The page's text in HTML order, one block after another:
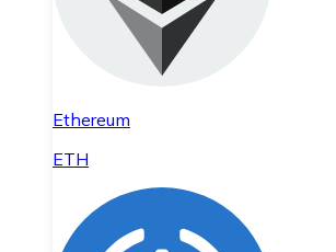
Ethereum
ETH